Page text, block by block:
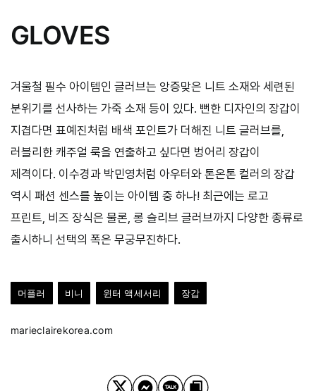
GLOVES
겨울철 필수 아이템인 글러브는 앙증맞은 니트 소재와 세련된
분위기를 선사하는 가죽 소재 등이 있다. 뻔한 디자인의 장갑이
지겹다면 표예진처럼 배색 포인트가 더해진 니트 글러브를,
러블리한 캐주얼 룩을 연출하고 싶다면 벙어리 장갑이
제격이다. 이수경과 박민영처럼 아우터와 톤온톤 컬러의 장갑
역시 패션 센스를 높이는 아이템 중 하나! 최근에는 로고
프린트, 비즈 장식은 물론, 롱 슬리브 글러브까지 다양한 종류로
출시하니 선택의 폭은 무궁무진하다.
머플러 비니 윈터 액세서리 장갑
marieclairekorea.com